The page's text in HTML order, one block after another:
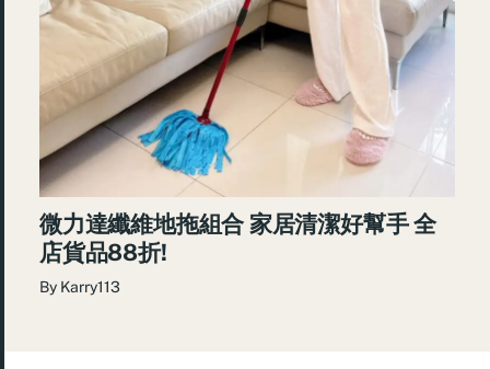
微力達纖維地拖組合 家居清潔好幫手 全
店貨品88折!
By Karry113